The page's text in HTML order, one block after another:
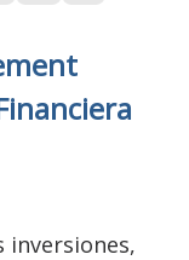
inversiones,